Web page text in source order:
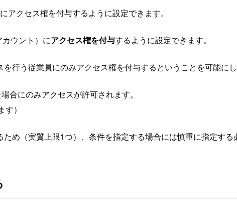
クセス権を付与するように設定できます。
ウント）にアクセス権を付与するように設定できます。
行う従業員にのみアクセス権を付与するということを可能にし
合にのみアクセスが許可されます。
）
め（実質上限1つ）、条件を指定する場合には慎重に指定する